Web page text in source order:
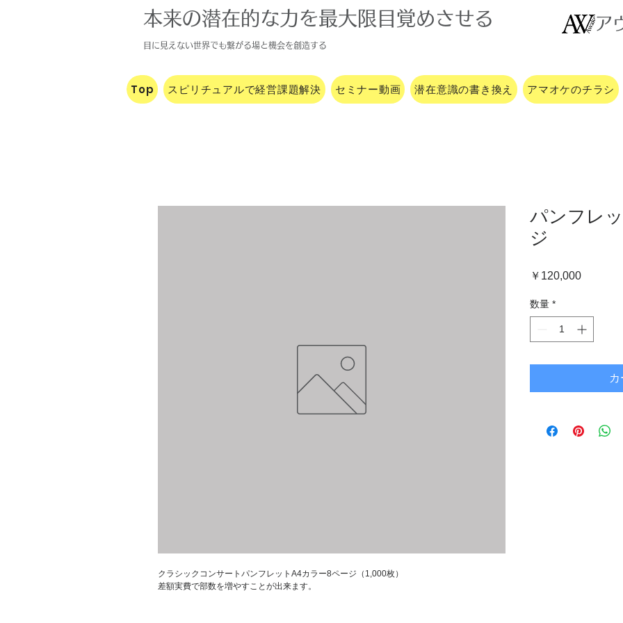
本来の潜在的な力を最大限目覚めさせる
目に見えない世界でも繋がる場と機会を創 造する
ア
Top スピリチュアルで経営課題解決 セミナー動画 潜在意識の書き換え アマオケのチラシ
クラシックコンサートパンフレットA4カラー8ページ（1,000枚）
差額実費で部数を増やすことが出来ます。
パンフレ
ジ
￥120,000価
数量 *